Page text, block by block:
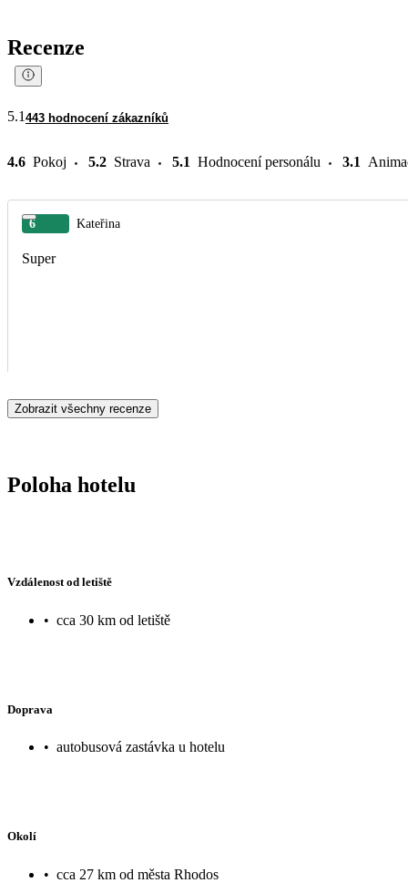
Recenze
5.1 443 hodnocení zákazníků
4.6 Pokoj 5.2 Strava 5.1 Hodnocení personálu 3.1
6 Kateřina
Super
Zobrazit všechny recenze
Poloha hotelu
Vzdálenost od letiště
• cca 30 km od letiště
Doprava
• autobusová zastávka u hotelu
Okolí
• cca 27 km od města Rhodos